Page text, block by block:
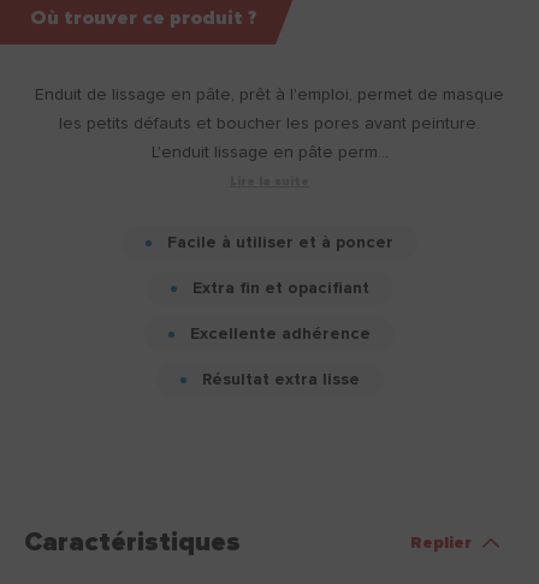
Enduit de lissage en pâte, prêt à l'emploi, permet de masque
les petits défauts et boucher les pores avant peinture.
L'enduit lissage en pâte perm...
Facile à utiliser et à poncer
Extra fin et opacifiant
Excellente adhérence
Résultat extra lisse
Où trouver ce produit ?
Caractéristiques Replier